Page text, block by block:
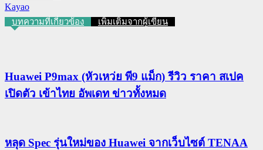
Kayao
บทความที่เกี่ยวข้อง เพิ่มเติมจากผู้เขียน
Huawei P9max (หัวเหว่ย พี9 แม็ก) รีวิว ราคา สเปค
เปิดตัว เข้าไทย อัพเดท ข่าวทั้งหมด
หลุด Spec รุ่นใหม่ของ Huawei จากเว็บไซต์ TENAA